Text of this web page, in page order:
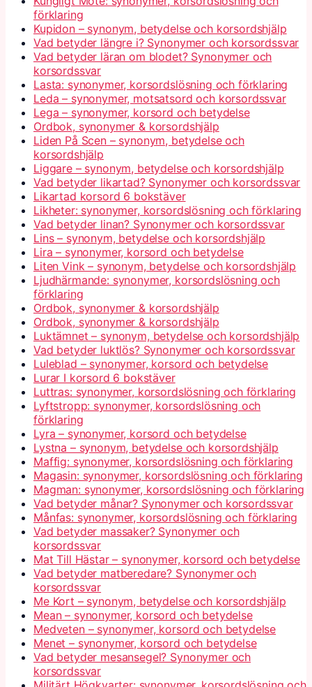
förklaring
Kupidon – synonym, betydelse och korsordshjälp
Vad betyder längre i? Synonymer och korsordssvar
Vad betyder läran om blodet? Synonymer och
korsordssvar
Lasta: synonymer, korsordslösning och förklaring
Leda – synonymer, motsatsord och korsordssvar
Lega – synonymer, korsord och betydelse
Ordbok, synonymer & korsordshjälp
Liden På Scen – synonym, betydelse och
korsordshjälp
Liggare – synonym, betydelse och korsordshjälp
Vad betyder likartad? Synonymer och korsordssvar
Likartad korsord 6 bokstäver
Likheter: synonymer, korsordslösning och förklaring
Vad betyder linan? Synonymer och korsordssvar
Lins – synonym, betydelse och korsordshjälp
Lira – synonymer, korsord och betydelse
Liten Vink – synonym, betydelse och korsordshjälp
Ljudhärmande: synonymer, korsordslösning och
förklaring
Ordbok, synonymer & korsordshjälp
Ordbok, synonymer & korsordshjälp
Luktämnet – synonym, betydelse och korsordshjälp
Vad betyder luktlös? Synonymer och korsordssvar
Luleblad – synonymer, korsord och betydelse
Lurar I korsord 6 bokstäver
Luttras: synonymer, korsordslösning och förklaring
Lyftstropp: synonymer, korsordslösning och
förklaring
Lyra – synonymer, korsord och betydelse
Lystna – synonym, betydelse och korsordshjälp
Maffig: synonymer, korsordslösning och förklaring
Magasin: synonymer, korsordslösning och förklaring
Magman: synonymer, korsordslösning och förklaring
Vad betyder månar? Synonymer och korsordssvar
Månfas: synonymer, korsordslösning och förklaring
Vad betyder massaker? Synonymer och
korsordssvar
Mat Till Hästar – synonymer, korsord och betydelse
Vad betyder matberedare? Synonymer och
korsordssvar
Me Kort – synonym, betydelse och korsordshjälp
Mean – synonymer, korsord och betydelse
Medveten – synonymer, korsord och betydelse
Menet – synonymer, korsord och betydelse
Vad betyder mesansegel? Synonymer och
korsordssvar